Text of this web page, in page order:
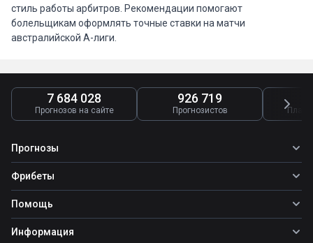
стиль работы арбитров. Рекомендации помогают
болельщикам оформлять точные ставки на матчи
австралийской А-лиги.
7 684 028
Прогнозов на сайте
926 719
Прогнозистов
Прогнозы
Все прогнозы
Топ ставок
Прогнозы на футбол
Фрибеты
Фрибеты
Фрибет Ubet
Фрибет Фонбет
Помощь
Школа ставок
Информация